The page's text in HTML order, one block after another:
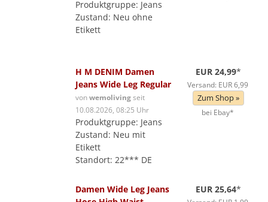
Produktgruppe: Jeans
Zustand: Neu ohne
Etikett
H M DENIM Damen
Jeans Wide Leg Regular
vonwemolivingseit
10.08.2026, 08:25 Uhr
Produktgruppe: Jeans
Zustand: Neu mit
Etikett
Standort: 22*** DE
EUR 24,99*
Versand: EUR 6,99
Zum Shop »
bei Ebay*
Damen Wide Leg Jeans
EUR 25,64*